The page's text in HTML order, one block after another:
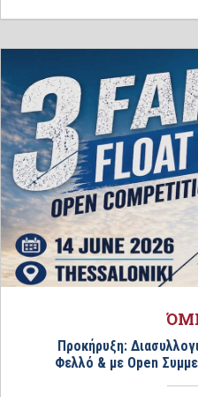
Προκήρυξη:
Φελλό & με Open